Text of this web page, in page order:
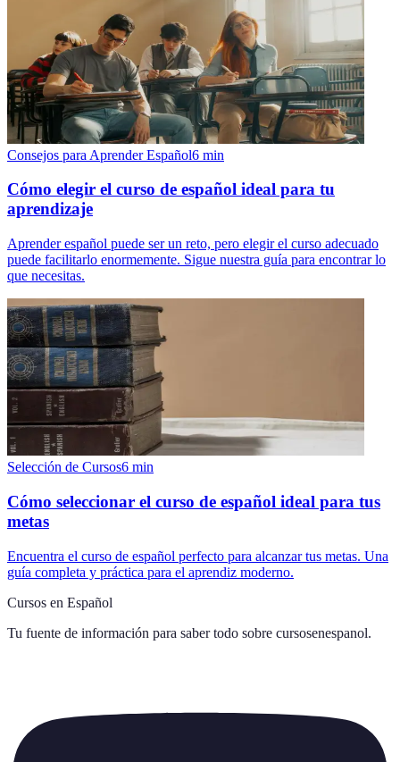
Consejos para Aprender Español6 min
Cómo elegir el curso de español ideal para tu
aprendizaje
Aprender español puede ser un reto, pero elegir el curso adecuado
puede facilitarlo enormemente. Sigue nuestra guía para encontrar lo
que necesitas.
Selección de Cursos6 min
Cómo seleccionar el curso de español ideal para tus
metas
Encuentra el curso de español perfecto para alcanzar tus metas. Una
guía completa y práctica para el aprendiz moderno.
Cursos en Español
Tu fuente de información para saber todo sobre cursosenespanol.